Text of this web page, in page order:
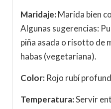
Maridaje:Marida bien
Algunas sugerencias:
piña asada o risotto de
habas (vegetariana).
Color: Rojo rubí
Temperatura:Servir